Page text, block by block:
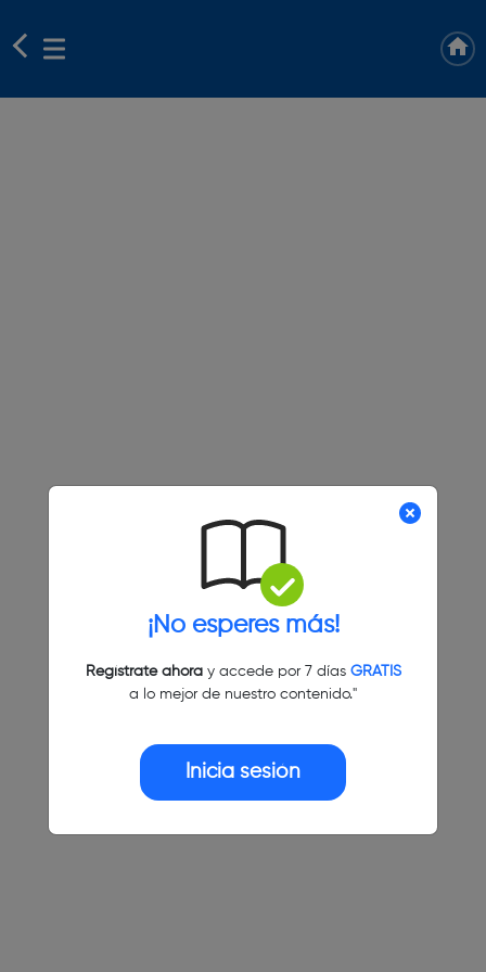
¡No esperes más!
Regístrate ahoray accede por 7 días GRATIS
a lo mejor de nuestro contenido."
Inicia sesión